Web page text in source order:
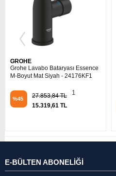
GROHE
Grohe Lavabo Bataryası Essence
M-Boyut Mat Siyah - 24176KF1
%45
27.853,84 TL
15.319,61 TL
1
E-BÜLTEN ABONELİĞİ